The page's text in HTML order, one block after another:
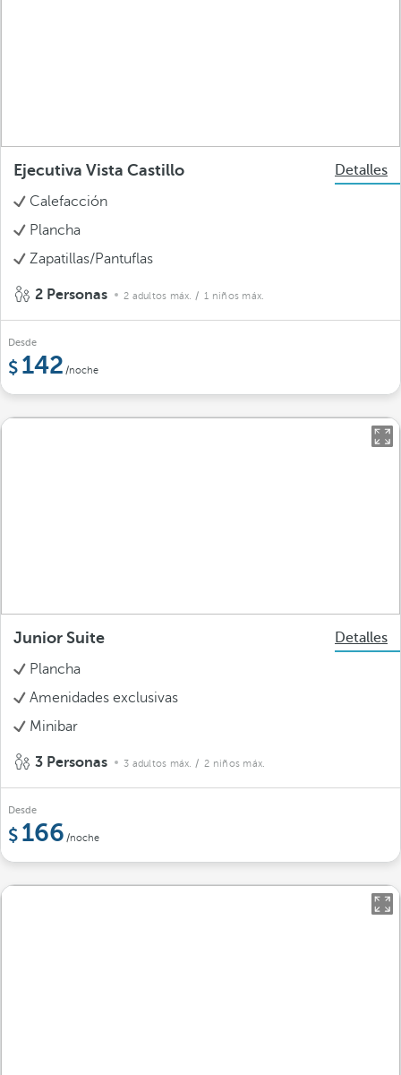
Ejecutiva Vista Castillo
Detalles
Calefacción
Plancha
Zapatillas/Pantuflas
2 Personas 2 adultos máx. / 1 niños máx.
Desde
142 /noche
Junior Suite
Detalles
Plancha
Amenidades exclusivas
Minibar
3 Personas 3 adultos máx. / 2 niños máx.
Desde
166 /noche